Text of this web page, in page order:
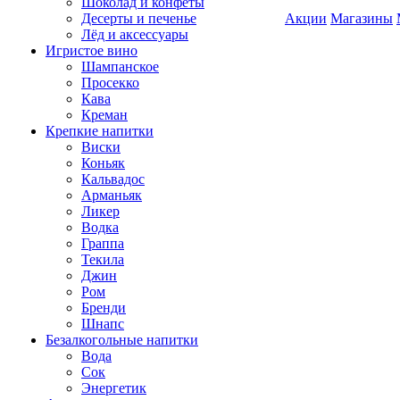
Десерты и печенье
Лёд и аксессуары
Игристое вино
Шампанское
Просекко
Кава
Креман
Крепкие напитки
Виски
Коньяк
Кальвадос
Арманьяк
Ликер
Водка
Граппа
Текила
Джин
Ром
Бренди
Шнапс
Безалкогольные напитки
Вода
Сок
Энергетик
Акции Магазины